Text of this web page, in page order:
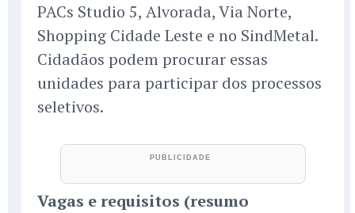
PACs Studio 5, Alvorada, Via Norte,
Shopping Cidade Leste e no SindMetal.
Cidadãos podem procurar essas
unidades para participar dos processos
seletivos.
Vagas e requisitos (resumo